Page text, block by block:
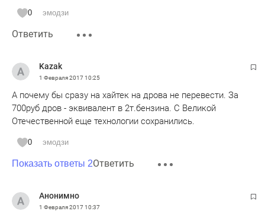
0 эмодзи
Ответить
Kazak
1 Февраля 201710:25
А почему бы сразу на хайтек на дрова не перевести. За
700руб дров - эквивалент в 2т.бензина. С Великой
Отечественной еще технологии сохранились.
0 эмодзи
Показать ответы 2Ответить
Анонимно
1 Февраля 201710:37